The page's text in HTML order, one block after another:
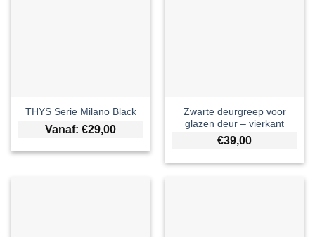
THYS Serie Milano Black
Vanaf: €29,00
Zwarte deurgreep voor
glazen deur – vierkant
€39,00